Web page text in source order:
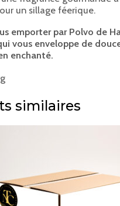
un sillage féerique.
emporter par Polvo de
vous enveloppe de
enchanté.
similaires